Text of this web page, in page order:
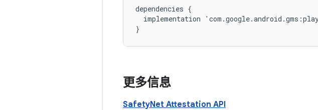
dependencies {
implementation
' com .google.android .gms :
}
更多信息
SafetyNet Attestation API